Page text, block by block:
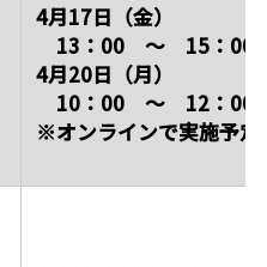
4月17日（金）
13：00 ～ 15：00
4月20日（月）
10：00 ～ 12：00
※オンラインで実施予定